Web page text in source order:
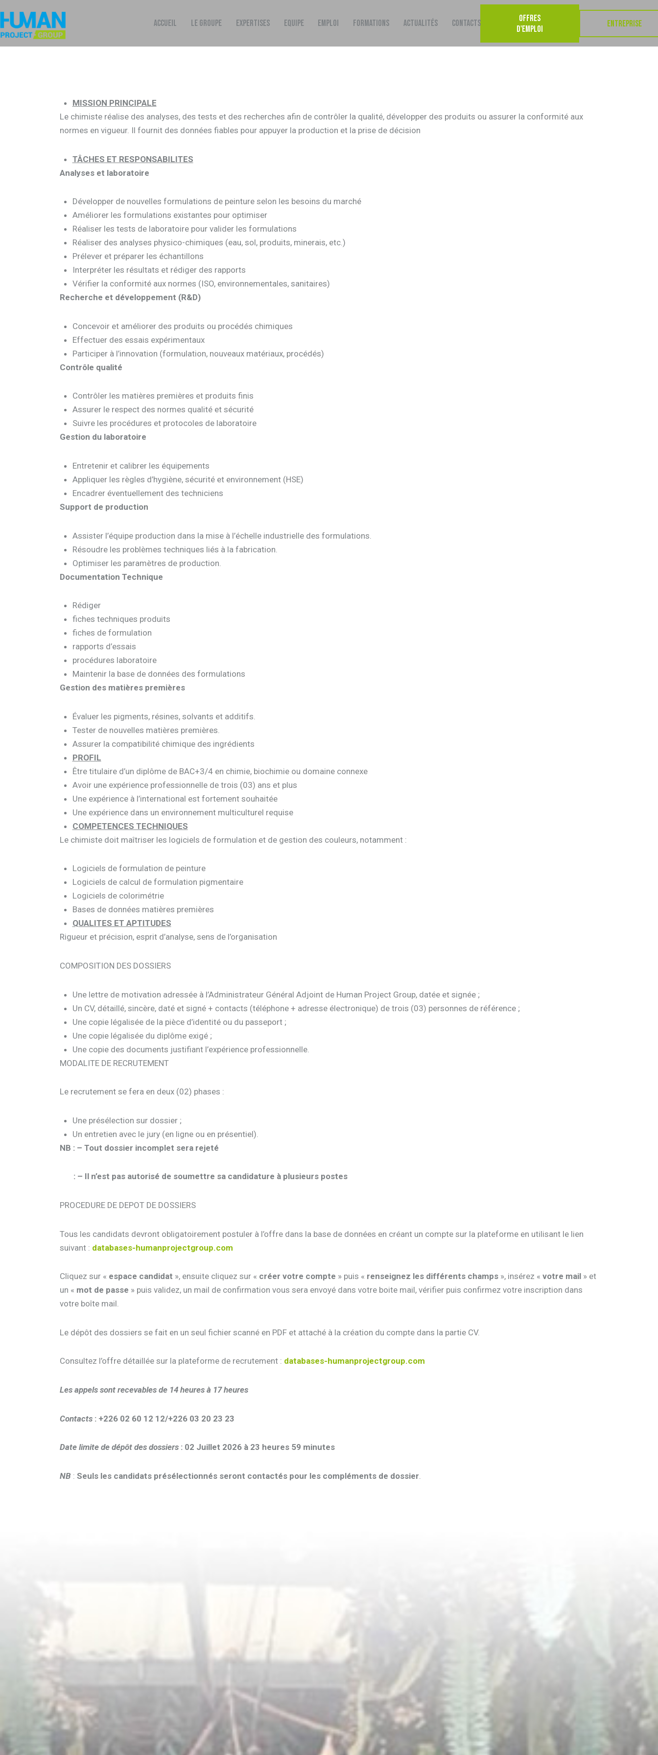
ACCUEIL LE GROUPE EXPERTISES EQUIPE EMPLOI FORMATIONS ACTUALITÉS CONTACTS
OFFRES
D'EMPLOI
ENTREPRISE
MISSION PRINCIPALE
Le chimiste réalise des analyses, des tests et des recherches afin de contrôler la qualité, développer des produits ou assurer la conformité aux
normes en vigueur. Il fournit des données fiables pour appuyer la production et la prise de décision
TÂCHES ET RESPONSABILITES
Analyses et laboratoire
Développer de nouvelles formulations de peinture selon les besoins du marché
Améliorer les formulations existantes pour optimiser
Réaliser les tests de laboratoire pour valider les formulations
Réaliser des analyses physico-chimiques (eau, sol, produits, minerais, etc.)
Prélever et préparer les échantillons
Interpréter les résultats et rédiger des rapports
Vérifier la conformité aux normes (ISO, environnementales, sanitaires)
Recherche et développement (R&D)
Concevoir et améliorer des produits ou procédés chimiques
Effectuer des essais expérimentaux
Participer à l’innovation (formulation, nouveaux matériaux, procédés)
Contrôle qualité
Contrôler les matières premières et produits finis
Assurer le respect des normes qualité et sécurité
Suivre les procédures et protocoles de laboratoire
Gestion du laboratoire
Entretenir et calibrer les équipements
Appliquer les règles d’hygiène, sécurité et environnement (HSE)
Encadrer éventuellement des techniciens
Support de production
Assister l’équipe production dans la mise à l’échelle industrielle des formulations.
Résoudre les problèmes techniques liés à la fabrication.
Optimiser les paramètres de production.
Documentation Technique
Rédiger
fiches techniques produits
fiches de formulation
rapports d’essais
procédures laboratoire
Maintenir la base de données des formulations
Gestion des matières premières
Évaluer les pigments, résines, solvants et additifs.
Tester de nouvelles matières premières.
Assurer la compatibilité chimique des ingrédients
PROFIL
Être titulaire d’un diplôme de BAC+3/4 en chimie, biochimie ou domaine connexe
Avoir une expérience professionnelle de trois (03) ans et plus
Une expérience à l’international est fortement souhaitée
Une expérience dans un environnement multiculturel requise
COMPETENCES TECHNIQUES
Le chimiste doit maîtriser les logiciels de formulation et de gestion des couleurs, notamment :
Logiciels de formulation de peinture
Logiciels de calcul de formulation pigmentaire
Logiciels de colorimétrie
Bases de données matières premières
QUALITES ET APTITUDES
Rigueur et précision, esprit d’analyse, sens de l’organisation
COMPOSITION DES DOSSIERS
Une lettre de motivation adressée à l’Administrateur Général Adjoint de Human Project Group, datée et signée ;
Un CV, détaillé, sincère, daté et signé + contacts (téléphone + adresse électronique) de trois (03) personnes de référence ;
Une copie légalisée de la pièce d’identité ou du passeport ;
Une copie légalisée du diplôme exigé ;
Une copie des documents justifiant l’expérience professionnelle.
MODALITE DE RECRUTEMENT
Le recrutement se fera en deux (02) phases :
Une présélection sur dossier ;
Un entretien avec le jury (en ligne ou en présentiel).
NB : – Tout dossier incomplet sera rejeté
: – Il n’est pas autorisé de soumettre sa candidature à plusieurs postes
PROCEDURE DE DEPOT DE DOSSIERS
Tous les candidats devront obligatoirement postuler à l’offre dans la base de données en créant un compte sur la plateforme en utilisant le lien
suivant : databases-humanprojectgroup.com
Cliquez sur « espace candidat », ensuite cliquez sur « créer votre compte » puis « renseignez les différents champs », insérez « votre mail » et
un « mot de passe » puis validez, un mail de confirmation vous sera envoyé dans votre boite mail, vérifier puis confirmez votre inscription dans
votre boîte mail.
Le dépôt des dossiers se fait en un seul fichier scanné en PDF et attaché à la création du compte dans la partie CV.
Consultez l’offre détaillée sur la plateforme de recrutement : databases-humanprojectgroup.com
Les appels sont recevables de 14 heures à 17 heures
Contacts : +226 02 60 12 12/+226 03 20 23 23
Date limite de dépôt des dossiers : 02 Juillet 2026 à 23 heures 59 minutes
NB : Seuls les candidats présélectionnés seront contactés pour les compléments de dossier